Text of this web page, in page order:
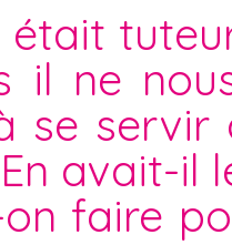
était
il ne
se servir
avait-il
faire